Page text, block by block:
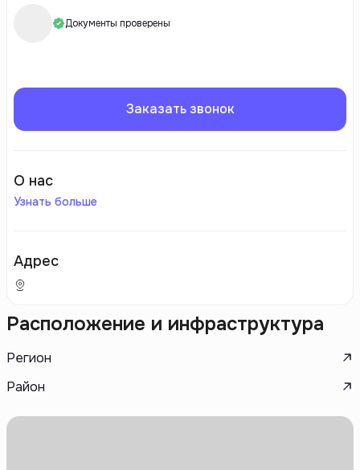
Документы проверены
Заказать звонок
О нас
Узнать больше
Адрес
Расположение и инфраструктура
Регион
Район